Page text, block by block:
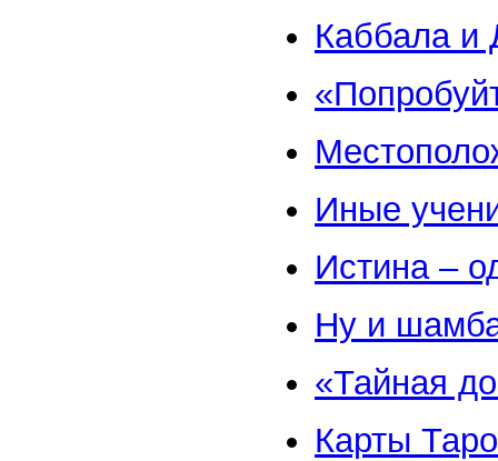
Каббала и
Иные
Истина –
Ну и
«Тайная
Карты Таро